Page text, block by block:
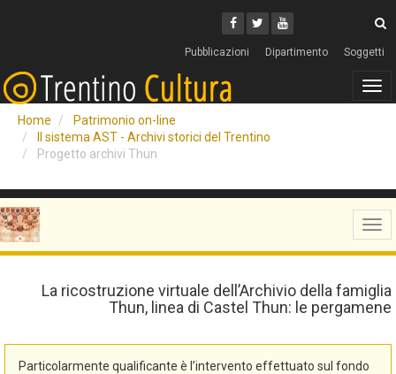
Facebook
Twitter
Youtube
Pubblicazioni Dipartimento Soggetti
Home
Patrimonio on-line
Il sistema AST - Archivi storici del Trentino
Progetto archivi Thun
La ricostruzione virtuale dell’Archivio della famiglia
Thun, linea di Castel Thun: le pergamene
Particolarmente qualificante è l’intervento effettuato sul fondo